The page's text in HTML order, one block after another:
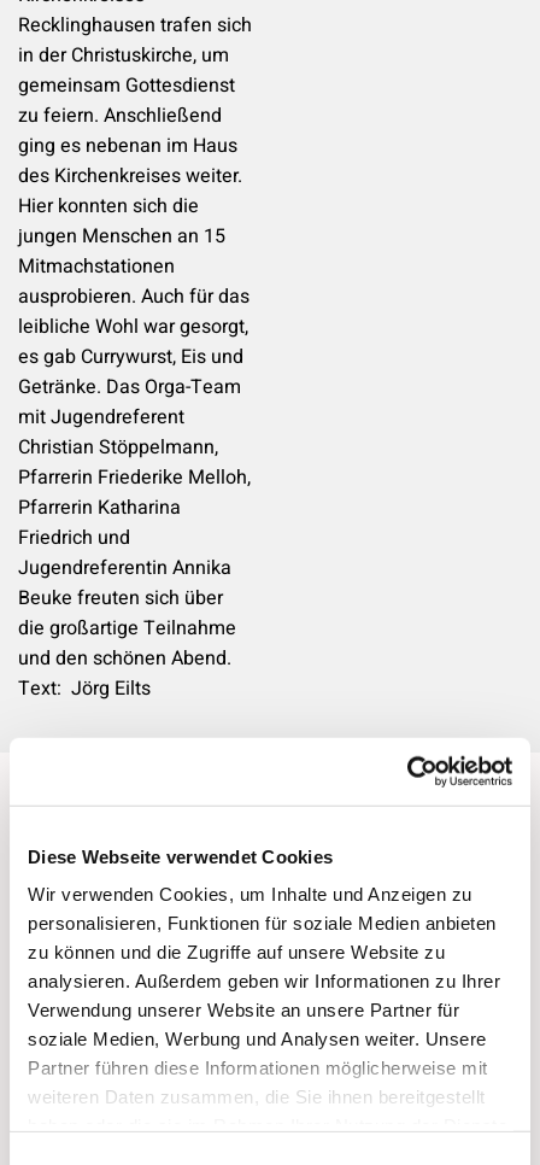
Diese Webseite verwendet Cookies
Wir verwenden Cookies, um Inhalte und Anzeigen zu
personalisieren, Funktionen für soziale Medien anbieten
zu können und die Zugriffe auf unsere Website zu
analysieren. Außerdem geben wir Informationen zu Ihrer
Verwendung unserer Website an unsere Partner für
soziale Medien, Werbung und Analysen weiter. Unsere
Partner führen diese Informationen möglicherweise mit
weiteren Daten zusammen, die Sie ihnen bereitgestellt
Recklinghausen trafen sich
in der Christuskirche, um
gemeinsam Gottesdienst
zu feiern. Anschließend
ging es nebenan im Haus
des Kirchenkreises weiter.
Hier konnten sich die
jungen Menschen an 15
Mitmachstationen
ausprobieren. Auch für das
leibliche Wohl war gesorgt,
es gab Currywurst, Eis und
Getränke. Das Orga-Team
mit Jugendreferent
Christian Stöppelmann,
Pfarrerin Friederike Melloh,
Pfarrerin Katharina
Friedrich und
Jugendreferentin Annika
Beuke freuten sich über
die großartige Teilnahme
und den schönen Abend.
Text: Jörg Eilts
Rückblick - Einführung
Pfarrerin Weymann
Arbeitsgebiet mit vielen
Herausforderungen-
Tomke Weymann als
Krankenhausseelsorgerin
eingeführt in
Der ehemalige Bischof Dr.
Markus Dröge aus Berlin
plädiert für eine
bekennende Kirche mit
klarer Haltung gegen
Rechtsextremismus und
Rechtspopulismus